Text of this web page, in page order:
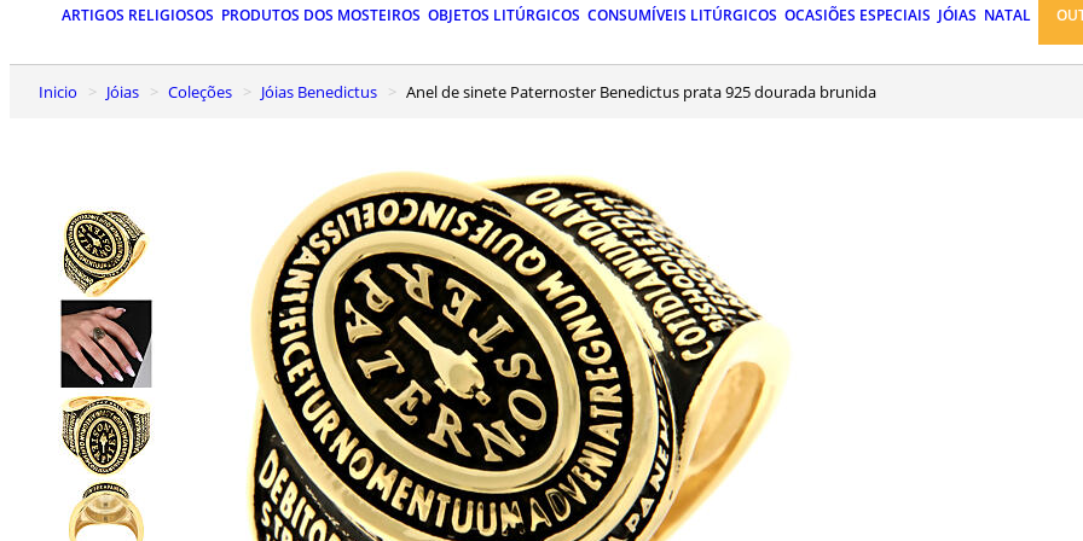
ARTIGOS RELIGIOSOS PRODUTOS DOS MOSTEIROS OBJETOS LITÚRGICOS CONSUMÍVEIS LITÚRGICOS OCASIÕES ESPECIAIS JÓIAS NATAL
Inicio Jóias Coleções Jóias Benedictus Anel de sinete Paternoster Benedictus prata 925 dourada brunida